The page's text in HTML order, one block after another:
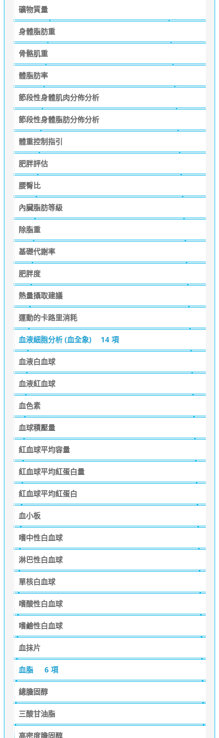
礦物質量
身體脂肪重
骨骼肌重
體脂肪率
節段性身體肌肉分佈分析
節段性身體脂肪分佈分析
體重控制指引
肥胖評估
腰臀比
內臟脂肪等級
除脂重
基礎代謝率
肥胖度
熱量攝取建議
運動的卡路里消耗
血液細胞分析 (血全象) 14 項
血液白血球
血液紅血球
血色素
血球積壓量
紅血球平均容量
紅血球平均紅蛋白量
紅血球平均紅蛋白
血小板
嗜中性白血球
淋巴性白血球
單核白血球
嗜酸性白血球
嗜鹼性白血球
血抹片
血脂 6 項
總膽固醇
三酸甘油脂
高密度膽固醇